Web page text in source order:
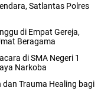
Satlantas Polres
di Empat Gereja,
Beragama
di SMA Negeri 1
Narkoba
Trauma Healing bagi